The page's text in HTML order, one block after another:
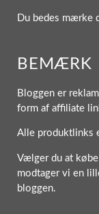
Du bedes mærke
BEMÆRK
Bloggen er
form af affiliate
Alle produktlinks
Vælger du at
modtager vi en
bloggen.